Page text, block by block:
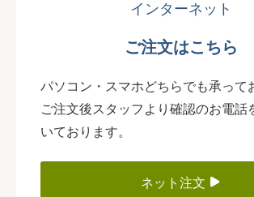
インターネット
ご注文はこちら
パソコン・スマホどちらでも承って
ご注文後スタッフより確認のお電話
いております。
ネット注文